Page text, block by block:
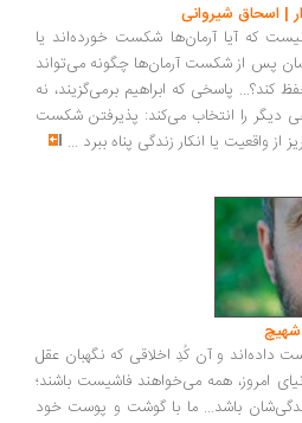
شیروانی
آرمان‌ها شکست خورده‌اند یا
شکست آرمان‌ها چگونه می‌تواند
پاسخی که ابراهیم برمی‌گزیند، نه
را انتخاب می‌کند: پذیرفتن شکست
یا انکار زندگی پناه ببرد...
و آن کُدِ اخلاقی که نگهبان عقل
همه می‌خواهند فاشیست باشند؛
باشد... ما با گوشت و پوست خود